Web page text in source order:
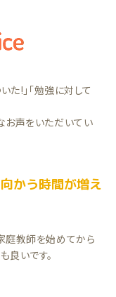
た!」「勉強に対して
お声をいただいてい
かう時間が増え
庭教師を始めてから
良いです。